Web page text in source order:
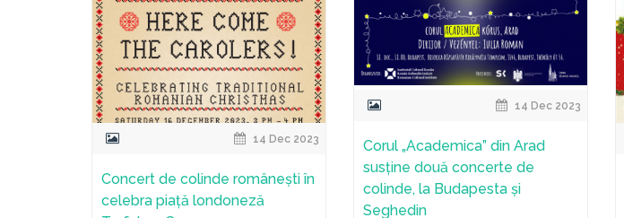
14 Dec 2023
Concert de colinde românești în
celebra piață londoneză
14 Dec 2023
Corul „Academica” din Arad
susține două concerte de
colinde, la Budapesta și
Seghedin